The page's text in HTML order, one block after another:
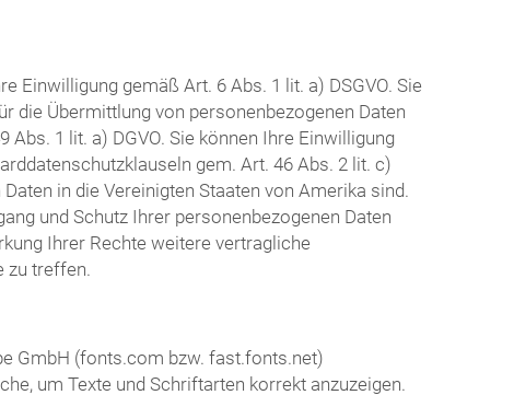
Einwilligung gemäß Art. 6 Abs. 1 lit. a) DSGVO. Sie
die Übermittlung von personenbezogenen Daten
1 lit. a) DGVO. Sie können Ihre Einwilligung
gem. Art. 46 Abs. 2 lit. c)
in die Vereinigten Staaten von Amerika sind.
und Schutz Ihrer personenbezogenen Daten
Ihrer Rechte weitere vertragliche
zu treffen.
GmbH (fonts.com bzw. fast.fonts.net)
um Texte und Schriftarten korrekt anzuzeigen.